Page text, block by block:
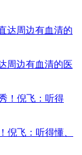
周边有血清的医
倪飞：听得懂、